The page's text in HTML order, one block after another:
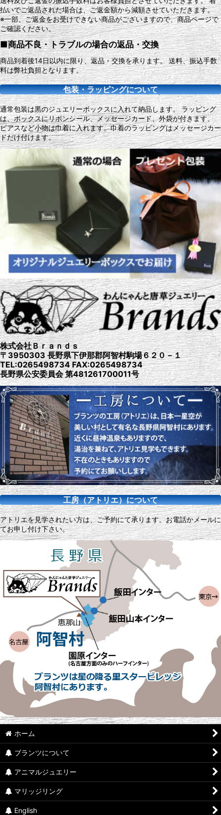
払いでご返品された場合は、ご返金額から減額させていただきます。
※一部、ご返金をお受けできない商品がございますので、商品ページで
ご確認ください。
■商品不良・トラブルの場合の返品・交換
商品到着後14日以内に限り、返品・交換を承ります。 送料、振込手数
料は弊社負担となります。
包装・ラッピングについて
通常包装は黒のジュエリーボックスに入れて納品します。 ラッピング
は、ボックスにリボンシール、メッセージカード、外袋が付きます。
ピアスなど小物は巾着に入れます。巾着のラッピングはメッセージカー
ドだけ付けます。
株式会社Ｂｒａｎｄｓ
〒3950303 長野県下伊那郡阿智村駒場６２０－１
TEL:0265498734 FAX:0265498734
長野県公安委員会 第481261700011号
工房（アトリエ）について
アトリエを見学されたい方は、ご予約にて承ります。お電話かメールに
てお申し付け下さい。
ホーム
ブランツについて
アニマルジュエリー
マリッジリング
English